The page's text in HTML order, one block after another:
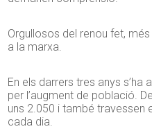
Orgullosos del renou fet,
a la marxa.
En els darrers tres anys s’ha
per l’augment de població.
uns 2.050 i també travessen
cada dia.